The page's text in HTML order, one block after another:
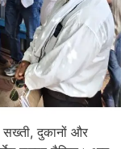
सख्ती, दुकानों और